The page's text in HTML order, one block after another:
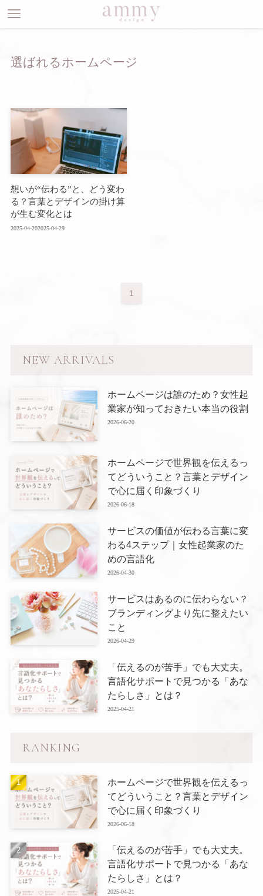
選ばれるホームページ
想いが“伝わる”と、どう変わ
る？言葉とデザインの掛け算
が生む変化とは
2025-04-202025-04-29
1
NEW ARRIVALS
ホームページは誰のため？女性起
業家が知っておきたい本当の役割
2026-06-20
ホームページで世界観を伝えるっ
てどういうこと？言葉とデザイン
で心に届く印象づくり
2026-06-18
サービスの価値が伝わる言葉に変
わる4ステップ｜女性起業家のた
めの言語化
2026-04-30
サービスはあるのに伝わらない？
ブランディングより先に整えたい
こと
2026-04-29
「伝えるのが苦手」でも大丈夫。
言語化サポートで見つかる「あな
たらしさ」とは？
2025-04-21
RANKING
ホームページで世界観を伝えるっ
てどういうこと？言葉とデザイン
で心に届く印象づくり
2026-06-18
「伝えるのが苦手」でも大丈夫。
言語化サポートで見つかる「あな
たらしさ」とは？
2025-04-21